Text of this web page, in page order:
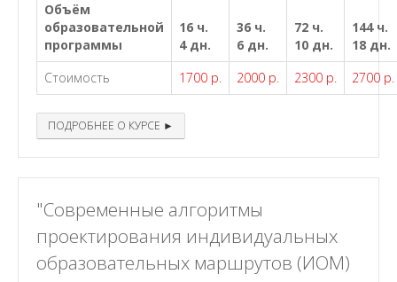
Объём
образовательной
программы
16 ч.
4 дн.
36 ч.
6 дн.
72 ч.
10 дн.
144 ч.
18 дн.
Стоимость
1700 р. 2000 р. 2300 р. 2700 р.
ПОДРОБНЕЕ О КУРСЕ ►
"Современные алгоритмы
проектирования индивидуальных
образовательных маршрутов (ИОМ)